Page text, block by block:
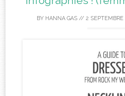
BY HANNA GAS// 2 SEPTEMBRE